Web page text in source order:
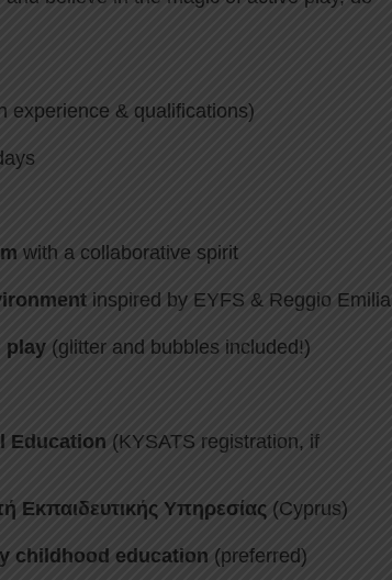
experience & qualifications)
with a collaborative spirit
inspired by EYFS & Reggio Emilia
play(glitter and bubbles included!)
Education (KYSATS registration, if
Εκπαιδευτικής Υπηρεσίας(Cyprus)
childhood education (preferred)